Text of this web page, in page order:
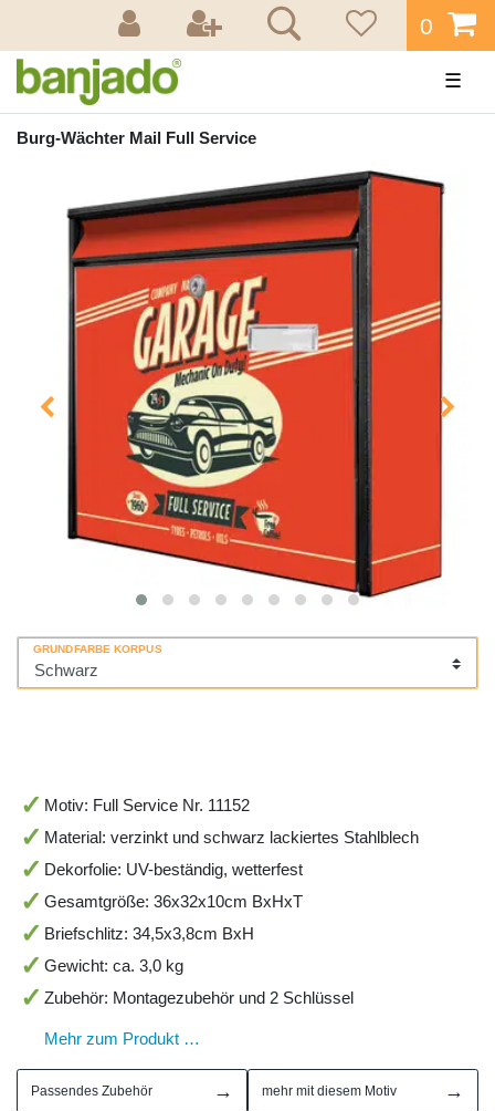
0
☰
Burg-Wächter Mail Full Service
GRUNDFARBE KORPUS
Motiv: Full Service Nr. 11152
Material: verzinkt und schwarz lackiertes Stahlblech
Dekorfolie: UV-beständig, wetterfest
Gesamtgröße: 36x32x10cm BxHxT
Briefschlitz: 34,5x3,8cm BxH
Gewicht: ca. 3,0 kg
Zubehör: Montagezubehör und 2 Schlüssel
Mehr zum Produkt …
Passendes Zubehör → mehr mit diesem Motiv →